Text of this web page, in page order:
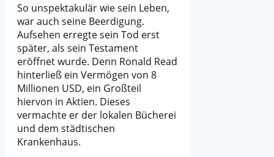
So unspektakulär wie sein Leben,
war auch seine Beerdigung.
Aufsehen erregte sein Tod erst
später, als sein Testament
eröffnet wurde. Denn Ronald Read
hinterließ ein Vermögen von 8
Millionen USD, ein Großteil
hiervon in Aktien. Dieses
vermachte er der lokalen Bücherei
und dem städtischen
Krankenhaus.